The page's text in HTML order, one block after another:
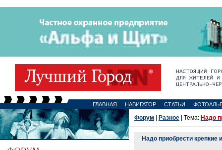
ГЛАВНАЯ НАВИГАТОР СТАТЬИ
Форум Разное | Тема: Надо
Надо приобрести крепкие